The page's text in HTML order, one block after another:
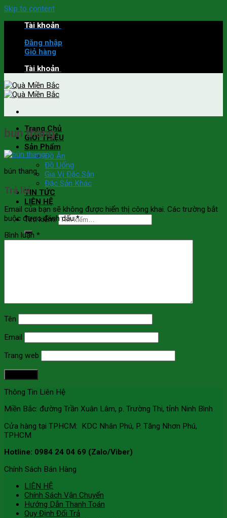
Skip to content
Tài khoản
Đăng nhập
Giỏ hàng
Tài khoản
Trang Chủ
GIỚI THIỆU
Sản Phẩm
Đồ Ăn
Đồ Uống
Gia Vị Đặc Sản
Đặc Sản Khác
TIN TỨC
LIÊN HỆ
Tìm kiếm:
bun thang
bún thang
Trả lời
Email của bạn sẽ không được hiển thị công khai. Các trường bắt
buộc được đánh dấu*
Bình luận *
Tên
Email
Trang web
Thông Tin Liên Hệ
Miền Bắc: đường Trần Xuân Lâm, p. Trường Thi, tỉnh Ninh Bình
Cửa hàng tại TPHCM: KDC Nhân Phú, P. Tăng Nhơn Phú,
TPHCM
Hotline: 0984 24 04 69 (Zalo/Viber)
Chính Sách Bán Hàng
LIÊN HỆ
Chính Sách Vận Chuyển
Hướng Dẫn Thanh Toán
Quy Định Đổi Trả